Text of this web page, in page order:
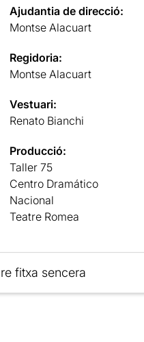
Ajudantia de direcció:
Montse Alacuart
Regidoria:
Montse Alacuart
Vestuari:
Renato Bianchi
Producció:
Taller 75
Centro Dramático
Nacional
Teatre Romea
fitxa sencera